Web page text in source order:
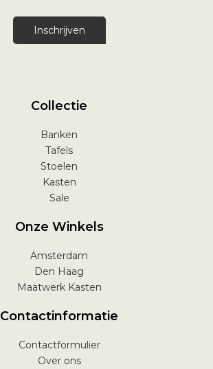
Inschrijven
Collectie
Banken
Tafels
Stoelen
Kasten
Sale
Onze Winkels
Amsterdam
Den Haag
Maatwerk Kasten
Contactinformatie
Contactformulier
Over ons